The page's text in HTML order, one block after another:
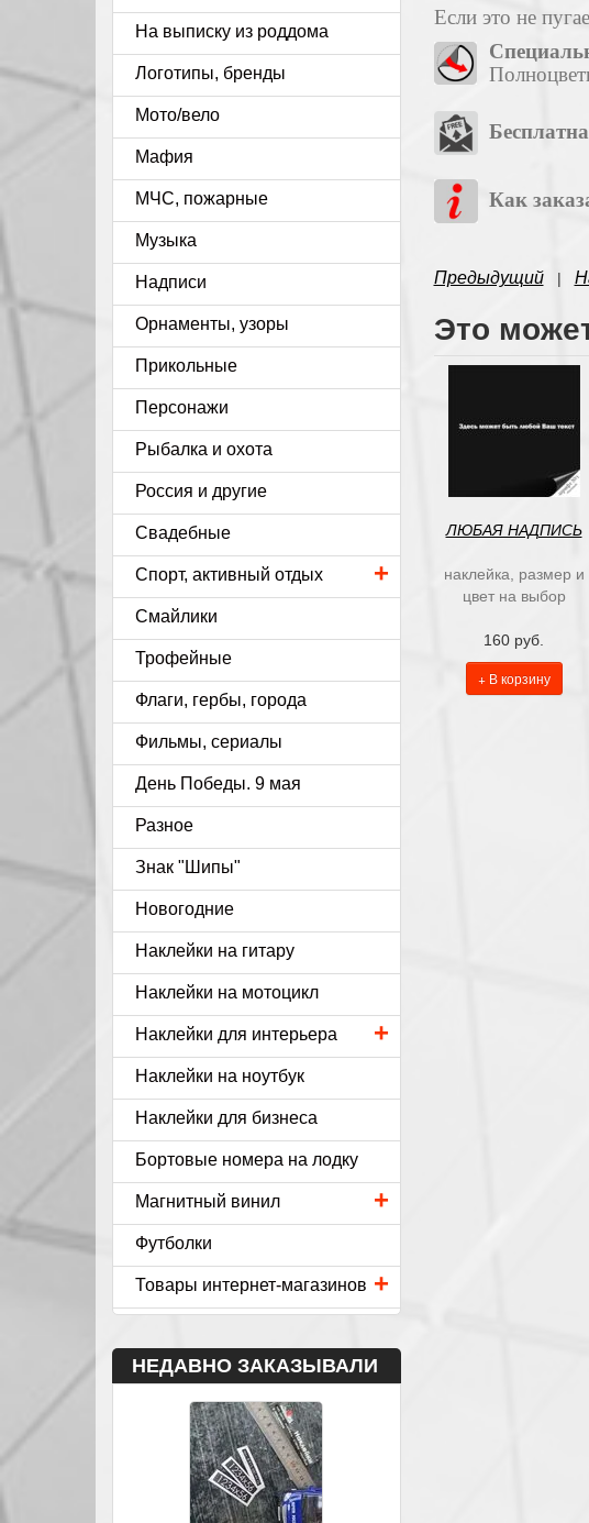
Если это не
Как
Предыдущий|
Это
ЛЮБАЯ НАДПИСЬ
наклейка, размер и
цвет на выбор
160 руб.
+ В корзину
На выписку из роддома
Логотипы, бренды
Мото/вело
Мафия
МЧС, пожарные
Музыка
Надписи
Орнаменты, узоры
Прикольные
Персонажи
Рыбалка и охота
Россия и другие
Свадебные
+
Спорт, активный отдых
Смайлики
Трофейные
Флаги, гербы, города
Фильмы, сериалы
День Победы. 9 мая
Разное
Знак "Шипы"
Новогодние
Наклейки на гитару
Наклейки на мотоцикл
+
Наклейки для интерьера
Наклейки на ноутбук
Наклейки для бизнеса
Бортовые номера на лодку
+
Магнитный винил
Футболки
+
Товары интернет-магазинов
НЕДАВНО ЗАКАЗЫВАЛИ